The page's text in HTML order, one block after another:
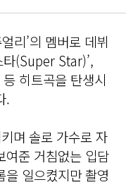
리’의 멤버로 데뷔
타(Super Star)’,
히트곡을 탄생시
.
며 솔로 가수로 자
여준 거침없는 입담
을 일으켰지만 촬영